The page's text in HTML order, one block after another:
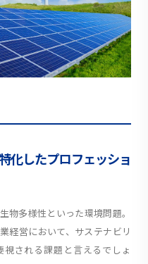
化したプロフェッショ
物多様性といった環境問題。
経営において、サステナビリ
される課題と言えるでしょ